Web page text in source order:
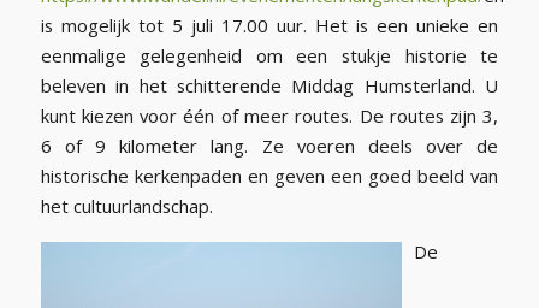
is mogelijk tot 5 juli 17.00 uur. Het is een unieke en
eenmalige gelegenheid om een stukje historie te
beleven in het schitterende Middag Humsterland. U
kunt kiezen voor één of meer routes. De routes zijn 3,
6 of 9 kilometer lang. Ze voeren deels over de
historische kerkenpaden en geven een goed beeld van
het cultuurlandschap.
De